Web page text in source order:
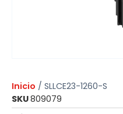
Inicio / SLLCE23-1260-S
SKU809079